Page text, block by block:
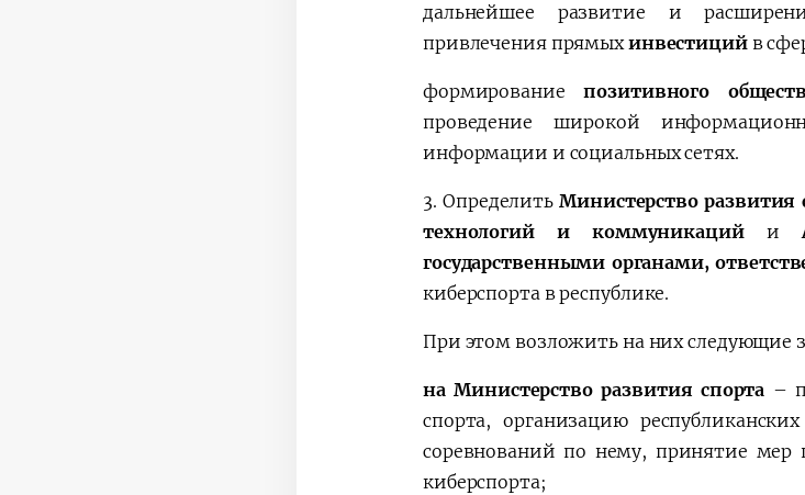
дальнейшее развитие и
привлечения прямыхинвестицийв
формированиепозитивного
проведение широкой
информации и социальных сетях.
3. ОпределитьМинистерство
технологий и коммуникаций и
государственными органами,
киберспорта в республике.
При этом возложить на них следующие
на Министерство развития спорта –
спорта, организацию
соревнований по нему, принятие
киберспорта;